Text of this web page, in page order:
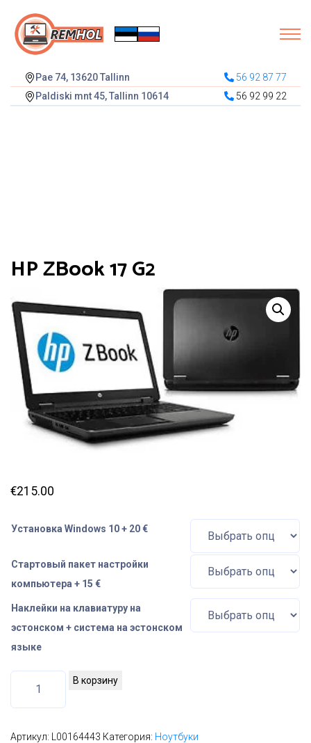
Pae 74, 13620 Tallinn
56 92 87 77
Paldiski mnt 45, Tallinn 10614
56 92 99 22
HP ZBook 17 G2
€215.00
Установка Windows 10 + 20 €
Стартовый пакет настройки
компьютера + 15 €
Наклейки на клавиатуру на
эстонском + система на эстонском
языке
и
В корзину
Артикул: L00164443 Категория: Ноутбуки